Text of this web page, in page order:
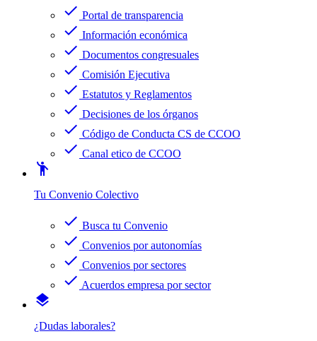
check Portal de transparencia
check Información económica
check Documentos congresuales
check Comisión Ejecutiva
check Estatutos y Reglamentos
check Decisiones de los órganos
check Código de Conducta CS de CCOO
check Canal etico de CCOO
emoji_people
Tu Convenio Colectivo
check Busca tu Convenio
check Convenios por autonomías
check Convenios por sectores
check Acuerdos empresa por sector
layers
¿Dudas laborales?